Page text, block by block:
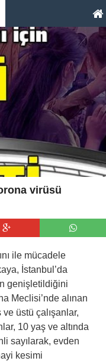
virüsü
ile mücadele
İstanbul’da
genişletildiğini
Meclisi’nde alınan
ve üstü çalışanlar,
10 yaş ve altında
sayılarak, evden
kesimi